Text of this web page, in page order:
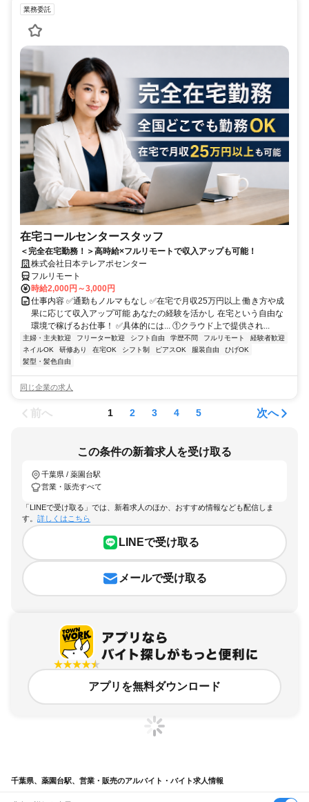
業務委託
在宅コールセンタースタッフ
＜完全在宅勤務！＞高時給×フルリモートで収入アップも可能！
株式会社日本テレアポセンター
フルリモート
時給2,000円～3,000円
仕事内容 ✅通勤もノルマもなし ✅在宅で月収25万円以上 働き方や成
果に応じて収入アップ可能 あなたの経験を活かし 在宅という自由な
環境で稼げるお仕事！ ✅具体的には... ①クラウド上で提供され...
主婦・主夫歓迎 フリーター歓迎 シフト自由 学歴不問 フルリモート
経験者歓迎
ネイルOK
研修あり 在宅OK シフト制 ピアスOK 服装自由
ひげOK
髪型・髪色自由
同じ企業の求人
前へ 1 2 3 4 5 次へ
この条件の新着求人を受け取る
千葉県 / 薬園台駅
営業・販売すべて
「LINEで受け取る」では、新着求人のほか、おすすめ情報なども配信しま
す。 詳しくはこちら
LINEで受け取る
メールで受け取る
アプリを無料ダウンロード
千葉県、薬園台駅、営業・販売のアルバイト・バイト求人情報